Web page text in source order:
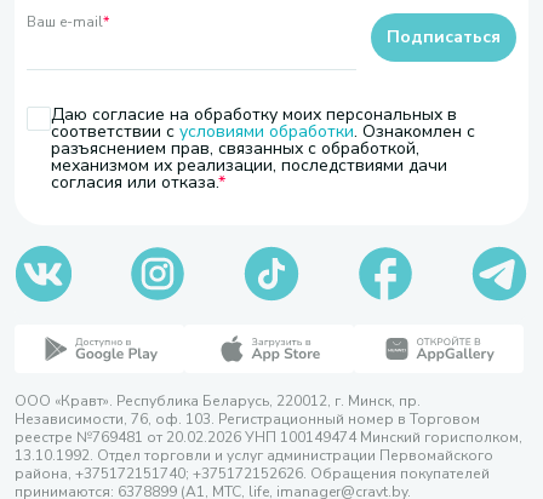
Ваш e-mail*
Даю согласие на обработку моих персональных в
соответствии с условиями обработки. Ознакомлен с
разъяснением прав, связанных с обработкой,
механизмом их реализации, последствиями дачи
согласия или отказа.
Подписаться
ООО «Кравт». Республика Беларусь, 220012, г. Минск, пр.
Независимости, 76, оф. 103. Регистрационный номер в Торговом
реестре №769481 от 20.02.2026 УНП 100149474 Минский горисполком,
13.10.1992. Отдел торговли и услуг администрации Первомайского
района, +375172151740; +375172152626. Обращения покупателей
принимаются: 6378899 (А1, МТС, life, imanager@cravt.by.